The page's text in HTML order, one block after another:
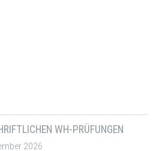
WH-PRÜFUNGEN
2026